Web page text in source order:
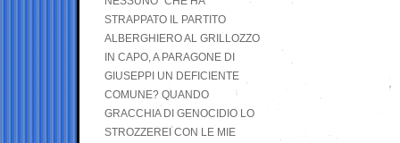
STRAPPATO IL PARTITO
ALBERGHIERO AL GRILLOZZO
IN CAPO, A PARAGONE DI
GIUSEPPI UN DEFICIENTE
COMUNE? QUANDO
GRACCHIA DI GENOCIDIO LO
STROZZEREI CON LE MIE